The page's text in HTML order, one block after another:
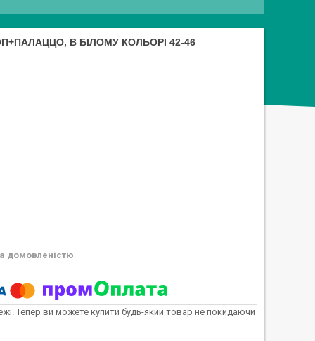
В БІЛОМУ КОЛЬОРІ 42-46
домовленістю
Тепер ви можете купити будь-який товар не покидаючи